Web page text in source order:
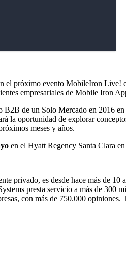
el próximo evento MobileIron
empresariales de Mobile Iron
de un Solo Mercado en 2016
la oportunidad de explorar
meses y años.
en el Hyatt Regency Santa Clara
privado, es desde hace más de
presta servicio a más de 300
con más de 750.000